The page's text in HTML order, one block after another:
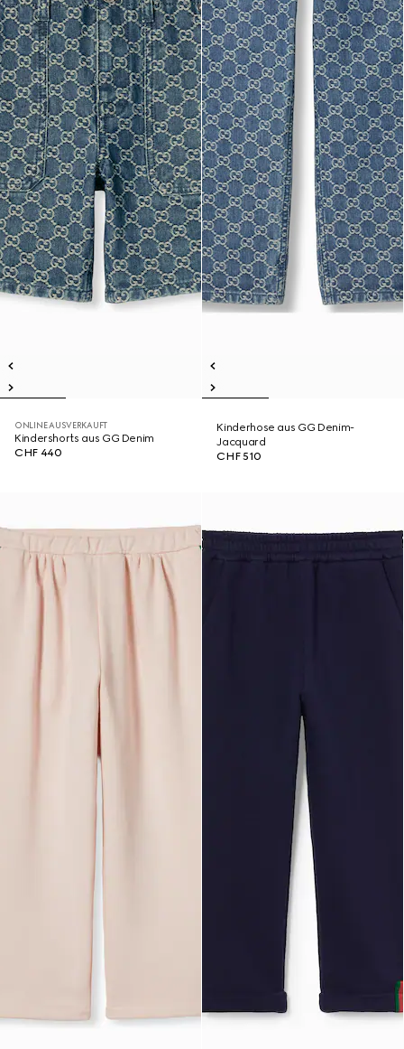
ONLINE AUSVERKAUFT
Kindershorts aus GG Denim
CHF 440
Kinderhose aus GG Denim-
Jacquard
CHF 510